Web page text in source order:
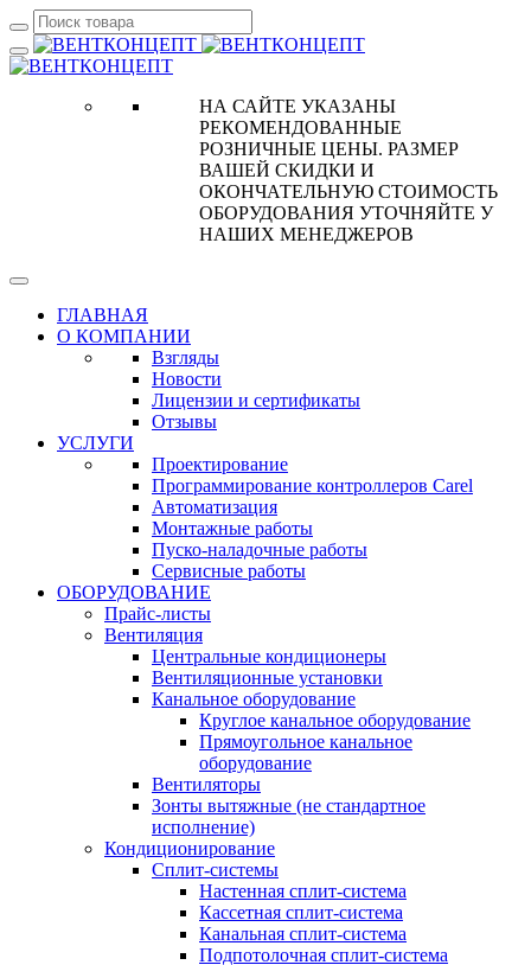
НА САЙТЕ УКАЗАНЫ
РЕКОМЕНДОВАННЫЕ
РОЗНИЧНЫЕ ЦЕНЫ. РАЗМЕР
ВАШЕЙ СКИДКИ И
ОКОНЧАТЕЛЬНУЮ СТОИМОСТЬ
ОБОРУДОВАНИЯ УТОЧНЯЙТЕ У
НАШИХ МЕНЕДЖЕРОВ
ГЛАВНАЯ
О КОМПАНИИ
Взгляды
Новости
Лицензии и сертификаты
Отзывы
УСЛУГИ
Проектирование
Программирование контроллеров Carel
Автоматизация
Монтажные работы
Пуско-наладочные работы
Сервисные работы
ОБОРУДОВАНИЕ
Прайс-листы
Вентиляция
Центральные кондиционеры
Вентиляционные установки
Канальное оборудование
Круглое канальное оборудование
Прямоугольное канальное
оборудование
Вентиляторы
Зонты вытяжные (не стандартное
исполнение)
Кондиционирование
Сплит-системы
Настенная сплит-система
Кассетная сплит-система
Канальная сплит-система
Подпотолочная сплит-система